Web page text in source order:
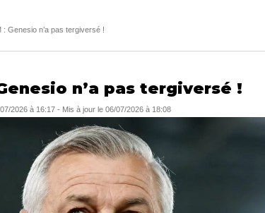
: Genesio n’a pas tergiversé !
n’a pas tergiversé !
2026 à 16:17 - Mis à jour le 06/07/2026 à 18:08